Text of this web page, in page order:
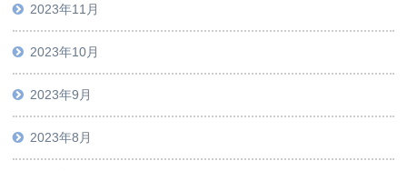
2023年11月
2023年10月
2023年9月
2023年8月